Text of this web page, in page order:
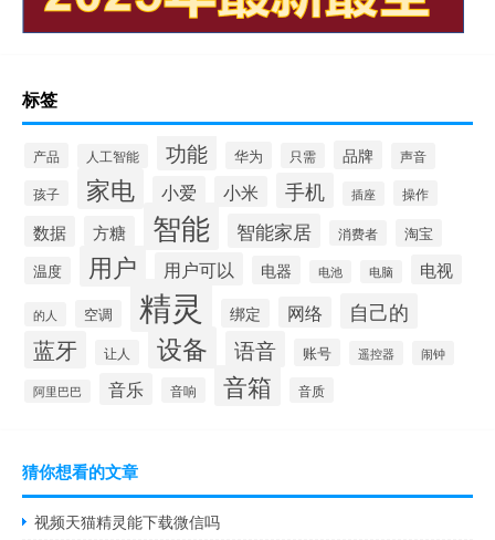
标签
产品 人工智能 功能 华为 只需 品牌 声音
孩子 家电 小爱 小米 手机 插座 操作
数据 方糖 智能 智能家居 消费者
淘宝
温度
用户 用户可以 电器 电池 电脑 电视
的人 空调 精灵 绑定 网络 自己的
蓝牙 让人 设备 语音 账号 遥控器 闹钟
阿里巴巴 音乐 音响 音箱 音质
猜你想看的文章
视频天猫精灵能下载微信吗